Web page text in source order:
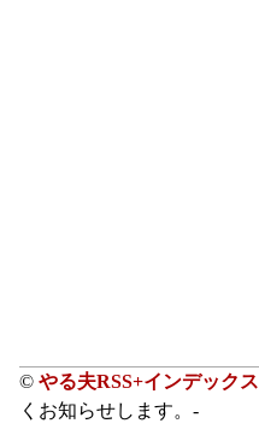
© やる夫RSS+インデックス
くお知らせします。-